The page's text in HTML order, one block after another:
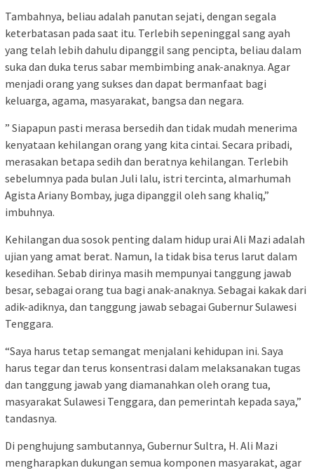
Tambahnya, beliau adalah panutan sejati, dengan segala
keterbatasan pada saat itu. Terlebih sepeninggal sang ayah
yang telah lebih dahulu dipanggil sang pencipta, beliau dalam
suka dan duka terus sabar membimbing anak-anaknya. Agar
menjadi orang yang sukses dan dapat bermanfaat bagi
keluarga, agama, masyarakat, bangsa dan negara.
” Siapapun pasti merasa bersedih dan tidak mudah menerima
kenyataan kehilangan orang yang kita cintai. Secara pribadi,
merasakan betapa sedih dan beratnya kehilangan. Terlebih
sebelumnya pada bulan Juli lalu, istri tercinta, almarhumah
Agista Ariany Bombay, juga dipanggil oleh sang khaliq,”
imbuhnya.
Kehilangan dua sosok penting dalam hidup urai Ali Mazi adalah
ujian yang amat berat. Namun, Ia tidak bisa terus larut dalam
kesedihan. Sebab dirinya masih mempunyai tanggung jawab
besar, sebagai orang tua bagi anak-anaknya. Sebagai kakak dari
adik-adiknya, dan tanggung jawab sebagai Gubernur Sulawesi
Tenggara.
“Saya harus tetap semangat menjalani kehidupan ini. Saya
harus tegar dan terus konsentrasi dalam melaksanakan tugas
dan tanggung jawab yang diamanahkan oleh orang tua,
masyarakat Sulawesi Tenggara, dan pemerintah kepada saya,”
tandasnya.
Di penghujung sambutannya, Gubernur Sultra, H. Ali Mazi
mengharapkan dukungan semua komponen masyarakat, agar